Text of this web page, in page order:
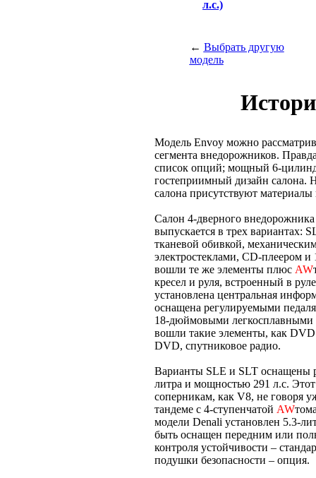
л.с.)
← Выбрать другую
модель
Модель Envoy можно
сегмента внедорожников.
список опций; мощный 6-
гостеприимный дизайн салона.
салона присутствуют материалы
Салон 4-дверного
выпускается в трех вариантах:
тканевой обивкой,
электростеклами, CD-плеером
вошли те же элементы плюс AW
кресел и руля, встроенный в
установлена центральная
оснащена регулируемыми
18-дюймовыми легкосплавными
вошли такие элементы, как DVD
DVD, спутниковое радио.
Варианты SLE и SLT оснащены
литра и мощностью 291 л.с.
соперникам, как V8, не говоря
тандеме с 4-ступенчатой AW
модели Denali установлен 5.3-
быть оснащен передним или
контроля устойчивости –
подушки безопасности – опция.